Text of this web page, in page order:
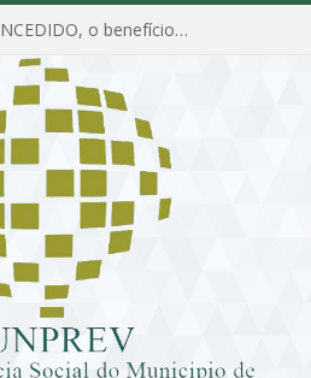
PORTARIA Nº 025/2026-GP/IPREVSSBV – CONCEDIDO, o benefício de PENSÃO a MARIA ESTELA DOS SANTOS SOUZA